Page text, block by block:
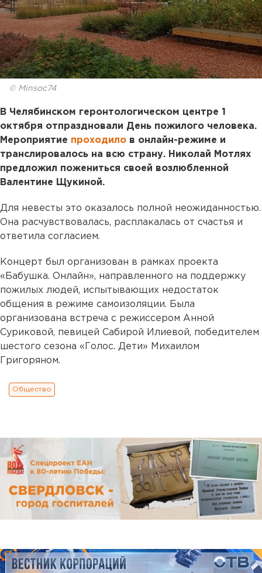
© Minsoc74
В Челябинском геронтологическом центре 1
октября отпраздновали День пожилого человека.
Мероприятие проходило в онлайн-режиме и
транслировалось на всю страну. Николай Мотлях
предложил пожениться своей возлюбленной
Валентине Щукиной.
Для невесты это оказалось полной неожиданностью.
Она расчувствовалась, расплакалась от счастья и
ответила согласием.
Концерт был организован в рамках проекта
«Бабушка. Онлайн», направленного на поддержку
пожилых людей, испытывающих недостаток
общения в режиме самоизоляции. Была
организована встреча с режиссером Анной
Суриковой, певицей Сабирой Илиевой, победителем
шестого сезона «Голос. Дети» Михаилом
Григоряном.
Общество